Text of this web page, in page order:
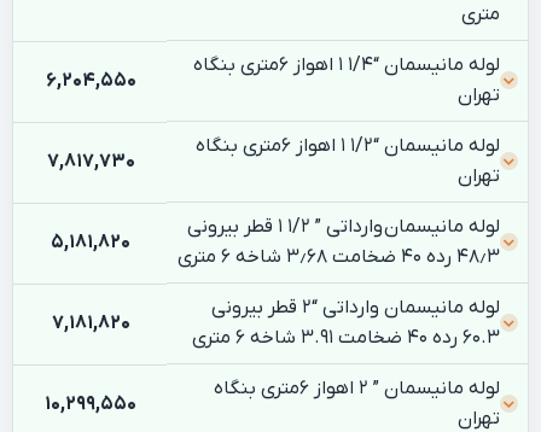
متری
لوله مانیسمان “1/4 1 اهواز 6متری بنگاه
تهران
6,204,550
لوله مانیسمان “1/2 1 اهواز 6متری بنگاه
تهران
7,817,730
لوله مانیسمان وارداتی ” ۱/۲ ۱ قطر بیرونی
۴۸٫۳ رده ۴۰ ضخامت ۳٫۶۸ شاخه ۶ متری
5,181,820
لوله مانیسمان وارداتی “2 قطر بیرونی
60.3 رده 40 ضخامت 3.91 شاخه 6 متری
7,181,820
لوله مانیسمان ” 2 اهواز 6متری بنگاه
تهران
10,299,550